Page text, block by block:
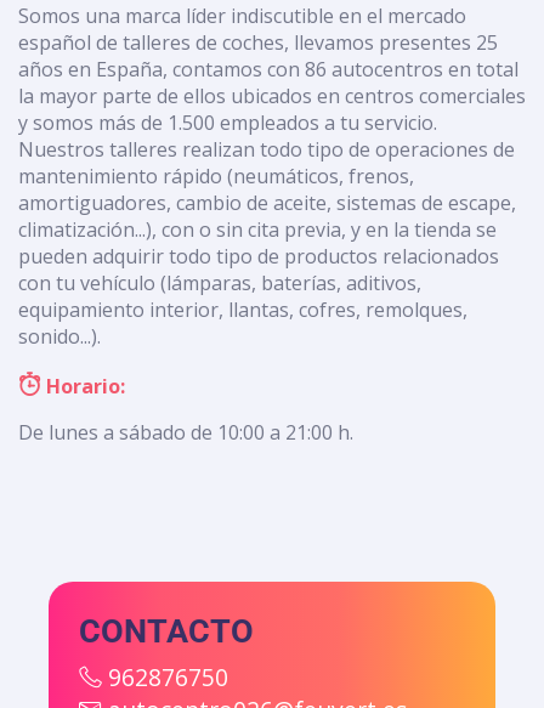
Somos una marca líder indiscutible en el mercado
español de talleres de coches, llevamos presentes 25
años en España, contamos con 86 autocentros en total
la mayor parte de ellos ubicados en centros comerciales
y somos más de 1.500 empleados a tu servicio.
Nuestros talleres realizan todo tipo de operaciones de
mantenimiento rápido (neumáticos, frenos,
amortiguadores, cambio de aceite, sistemas de escape,
climatización...), con o sin cita previa, y en la tienda se
pueden adquirir todo tipo de productos relacionados
con tu vehículo (lámparas, baterías, aditivos,
equipamiento interior, llantas, cofres, remolques,
sonido...).
Horario:
De lunes a sábado de 10:00 a 21:00 h.
CONTACTO
962876750